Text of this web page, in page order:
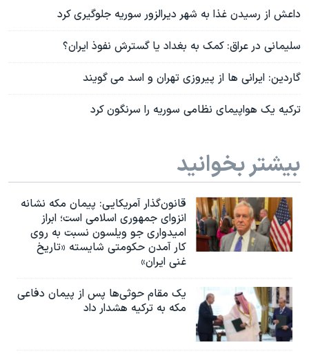
داعش از رسیدن غذا به شهر دیرالزور سوریه جلوگیری کرد
سلیمانی در عراق: کمک به بغداد یا گسترش نفوذ ایران؟
گاردین: ایرانی ها از پیروزی تهران و اسد می گویند
ترکیه یک هواپیمای نظامی سوریه را سرنگون کرد
بیشتر بخوانید
قانون‌گذار آمریکایی: پیمان مکه نشانه
انزوای جمهوری اسلامی است؛ ابراز
امیدواری جو ویلسون نسبت به روی
کار آمدن حکومتی شایسته «تاریخ
غنی ایران»
یک مقام حوثی‌ها پس از پیمان دفاعی
مکه به ترکیه هشدار داد